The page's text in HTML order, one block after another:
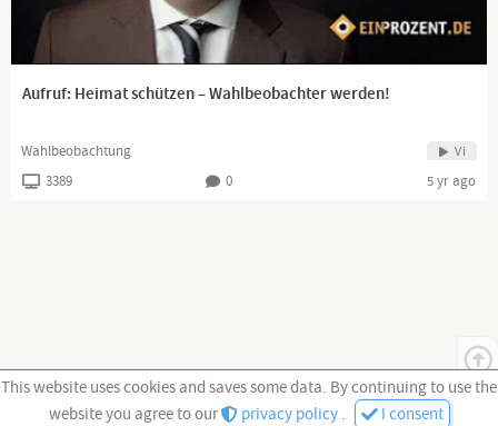
This website uses cookies and saves some data. By continuing to use the
website you agree to our
privacy policy . I consent
Aufruf: Heimat schützen – Wahlbeobachter werden!
Wahlbeobachtung Vi
3389 0 5 yr ago